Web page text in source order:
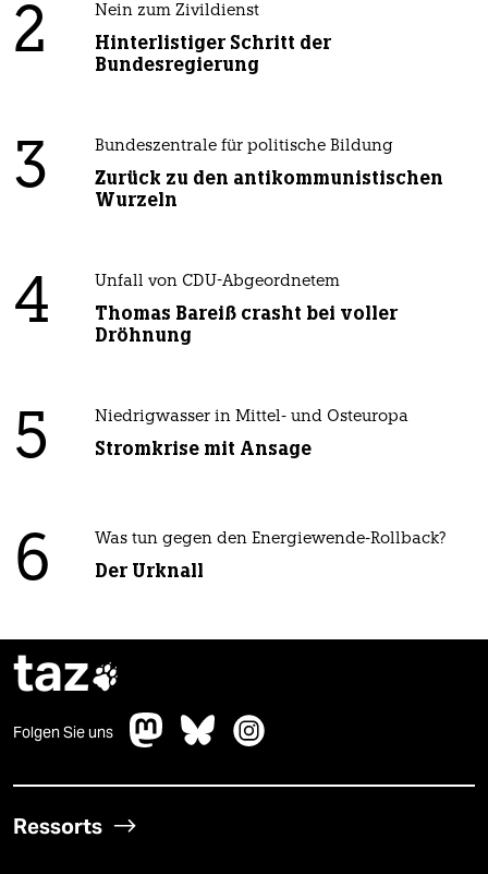
2 Nein zum Zivildienst
Hinterlistiger Schritt der
Bundesregierung
3 Bundeszentrale für politische Bildung
Zurück zu den antikommunistischen
Wurzeln
4 Unfall von CDU-Abgeordnetem
Thomas Bareiß crasht bei voller
Dröhnung
5 Niedrigwasser in Mittel- und Osteuropa
Stromkrise mit Ansage
6 Was tun gegen den Energiewende-Rollback?
Der Urknall
taz
Folgen Sie uns
Ressorts